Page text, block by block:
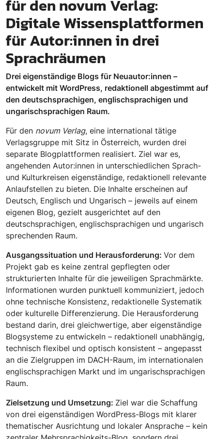
für den novum Verlag:
Digitale Wissensplattformen
für Autor:innen in drei
Sprachräumen
Drei eigenständige Blogs für Neuautor:innen –
entwickelt mit WordPress, redaktionell abgestimmt auf
den deutschsprachigen, englischsprachigen und
ungarischsprachigen Raum.
Für den novum Verlag, eine international tätige
Verlagsgruppe mit Sitz in Österreich, wurden drei
separate Blogplattformen realisiert. Ziel war es,
angehenden Autor:innen in unterschiedlichen Sprach-
und Kulturkreisen eigenständige, redaktionell relevante
Anlaufstellen zu bieten. Die Inhalte erscheinen auf
Deutsch, Englisch und Ungarisch – jeweils auf einem
eigenen Blog, gezielt ausgerichtet auf den
deutschsprachigen, englischsprachigen und ungarisch
sprechenden Raum.
Ausgangssituation und Herausforderung: Vor dem
Projekt gab es keine zentral gepflegten oder
strukturierten Inhalte für die jeweiligen Sprachmärkte.
Informationen wurden punktuell kommuniziert, jedoch
ohne technische Konsistenz, redaktionelle Systematik
oder kulturelle Differenzierung. Die Herausforderung
bestand darin, drei gleichwertige, aber eigenständige
Blogsysteme zu entwickeln – redaktionell unabhängig,
technisch flexibel und optisch konsistent – angepasst
an die Zielgruppen im DACH-Raum, im internationalen
englischsprachigen Markt und im ungarischsprachigen
Raum.
Zielsetzung und Umsetzung: Ziel war die Schaffung
von drei eigenständigen WordPress-Blogs mit klarer
thematischer Ausrichtung und lokaler Ansprache – kein